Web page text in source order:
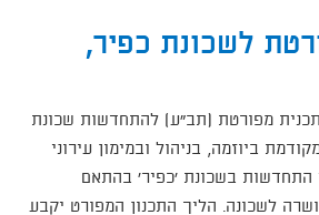
לשכונת כפיר,
מפורטת (תב"ע) להתחדשות שכונת
ביוזמה, בניהול ובמימון עירוני
התחדשות בשכונת 'כפיר' בהתאם
לשכונה. הליך התכנון המפורט יקבע